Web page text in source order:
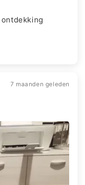
7 maanden geleden